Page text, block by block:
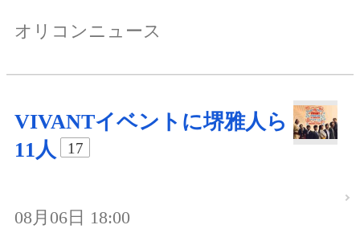
オリコンニュース
VIVANTイベントに堺雅人ら
11人
17
08月06日 18:00